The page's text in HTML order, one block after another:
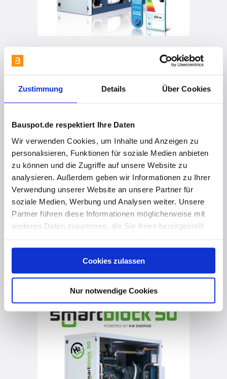
Zustimmung Details Über Cookies
Bauspot.de respektiert Ihre Daten
Wir verwenden Cookies, um Inhalte und Anzeigen zu
personalisieren, Funktionen für soziale Medien anbieten
zu können und die Zugriffe auf unsere Website zu
analysieren. Außerdem geben wir Informationen zu Ihrer
Verwendung unserer Website an unsere Partner für
soziale Medien, Werbung und Analysen weiter. Unsere
Partner führen diese Informationen möglicherweise mit
weiteren Daten zusammen, die Sie ihnen bereitgestellt
gesammelt haben. Hier finden Sie Informationen zum
und unserImpressum.
Cookies zulassen
Nur notwendige Cookies